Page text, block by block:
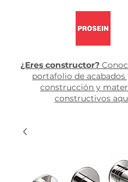
¿Eres constructor?
portafolio de acabados
construcción y
constructivos